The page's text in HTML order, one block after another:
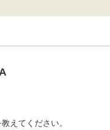
えてください。